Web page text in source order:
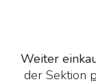
Weiter
der Sektion